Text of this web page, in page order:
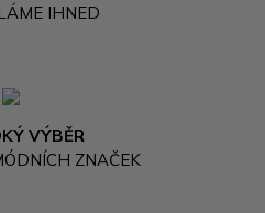
IHNED
VÝBĚR
ZNAČEK